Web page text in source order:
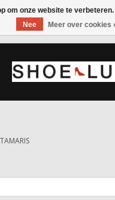
TAMARIS
om onze website te
Nee
Meer over cookies